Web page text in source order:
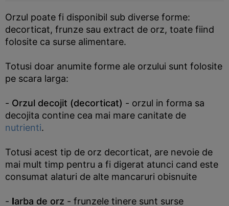
Orzul poate fi disponibil sub diverse forme:
decorticat, frunze sau extract de orz, toate fiind
folosite ca surse alimentare.
Totusi doar anumite forme ale orzului sunt folosite
pe scara larga:
- Orzul decojit (decorticat) - orzul in forma sa
decojita contine cea mai mare canitate de
nutrienti.
Totusi acest tip de orz decorticat, are nevoie de
mai mult timp pentru a fi digerat atunci cand este
consumat alaturi de alte mancaruri obisnuite
- Iarba de orz - frunzele tinere sunt surse